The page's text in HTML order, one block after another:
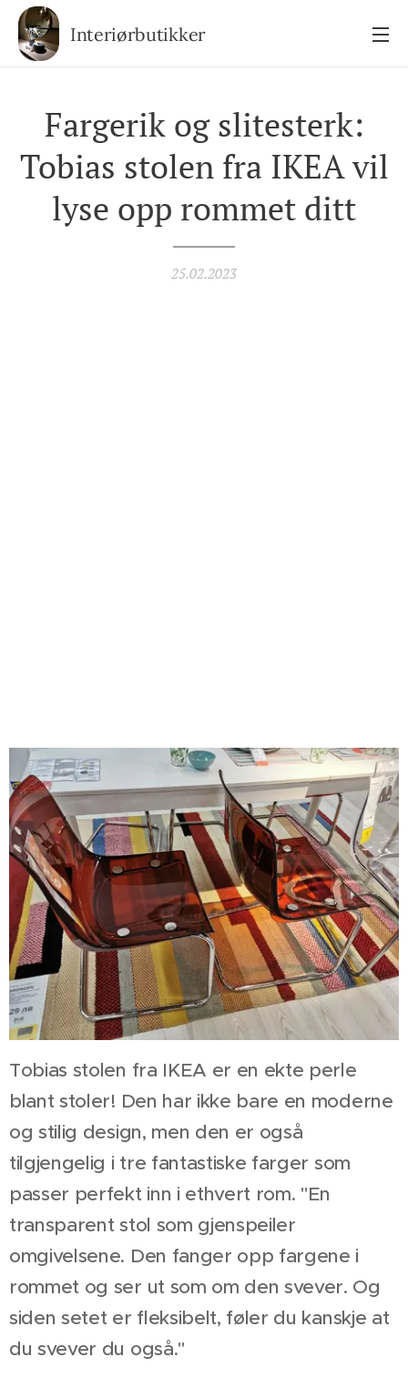
Interiørbutikker
Fargerik og slitesterk:
Tobias stolen fra IKEA vil
lyse opp rommet ditt
25.02.2023
Tobias stolen fra IKEA er en ekte perle
blant stoler! Den har ikke bare en moderne
og stilig design, men den er også
tilgjengelig i tre fantastiske farger som
passer perfekt inn i ethvert rom. "En
transparent stol som gjenspeiler
omgivelsene. Den fanger opp fargene i
rommet og ser ut som om den svever. Og
siden setet er fleksibelt, føler du kanskje at
du svever du også."